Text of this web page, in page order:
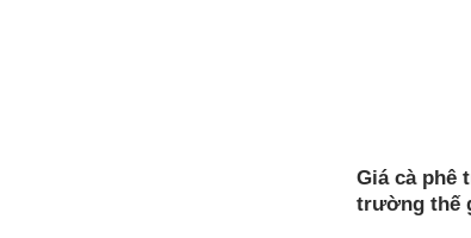
Giá cà phê
trường thế